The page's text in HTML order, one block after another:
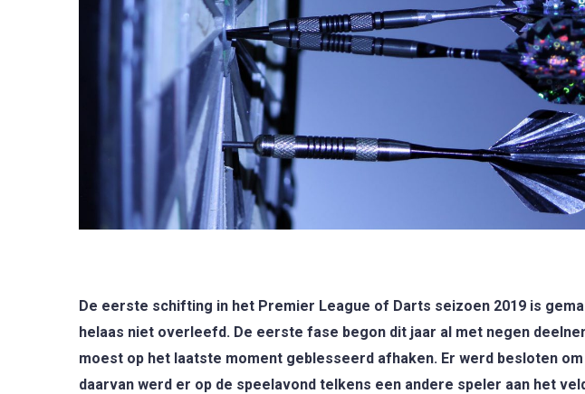
De eerste schifting in het Premier League of Darts seizoen 2019 is
helaas niet overleefd. De eerste fase begon dit jaar al met negen
moest op het laatste moment geblesseerd afhaken. Er werd besloten
daarvan werd er op de speelavond telkens een andere speler aan het